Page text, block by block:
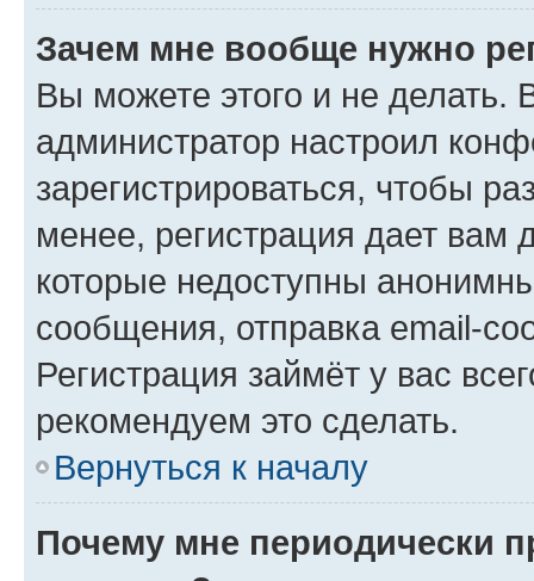
Зачем мне вообще нужно
Вы можете этого и не делать.
администратор настроил
зарегистрироваться, чтобы
менее, регистрация дает вам
которые недоступны
сообщения, отправка email-
Регистрация займёт у вас
рекомендуем это сделать.
Вернуться к началу
Почему мне периодически